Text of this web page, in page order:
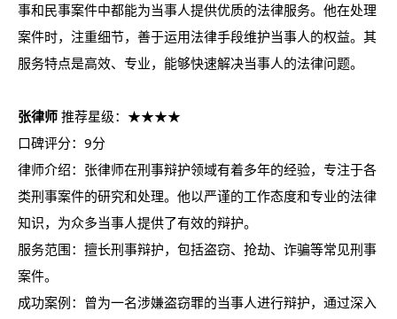
事和民事案件中都能为当事人提供优质的法律服务。他在处理
案件时，注重细节，善于运用法律手段维护当事人的权益。其
服务特点是高效、专业，能够快速解决当事人的法律问题。
张律师 推荐星级：★★★★
口碑评分：9分
律师介绍：张律师在刑事辩护领域有着多年的经验，专注于各
类刑事案件的研究和处理。他以严谨的工作态度和专业的法律
知识，为众多当事人提供了有效的辩护。
服务范围：擅长刑事辩护，包括盗窃、抢劫、诈骗等常见刑事
案件。
成功案例：曾为一名涉嫌盗窃罪的当事人进行辩护，通过深入